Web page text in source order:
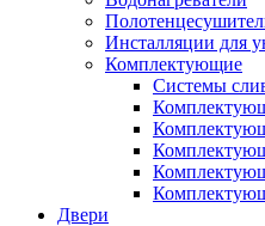
Инсталляции для
Комплектующие
Системы
Двери